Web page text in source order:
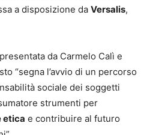
a disposizione da Versalis,
da Carmelo Calì e
“segna l’avvio di un percorso
sociale dei soggetti
strumenti per
etica e contribuire al futuro